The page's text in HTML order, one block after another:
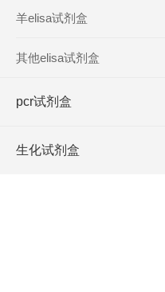
羊elisa试剂盒
其他elisa试剂盒
pcr试剂盒
生化试剂盒